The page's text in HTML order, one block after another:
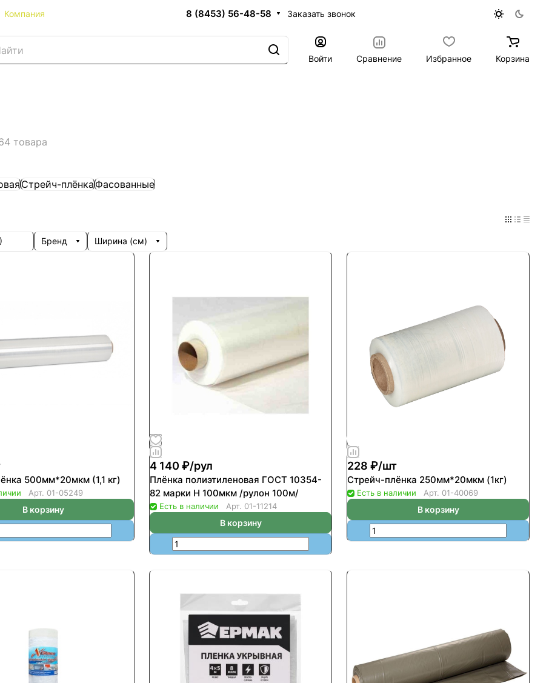
Компания 8 (8453) 56-48-58 Заказать звонок
Войти Сравнение Избранное Корзина
товара
Стрейч-плёнкаФасованные
) Бренд Ширина (см)
500мм*20мкм (1,1 кг)
Арт. 01-05249
В корзину
4 140 ₽/рул
Плёнка полиэтиленовая ГОСТ 10354-
82 марки Н 100мкм /рулон 100м/
Есть в наличии Арт. 01-11214
В корзину
228 ₽/шт
Стрейч-плёнка 250мм*20мкм (1кг)
Есть в наличии Арт. 01-40069
В корзину